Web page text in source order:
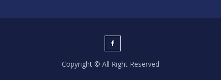
Copyright © All Right Reserved